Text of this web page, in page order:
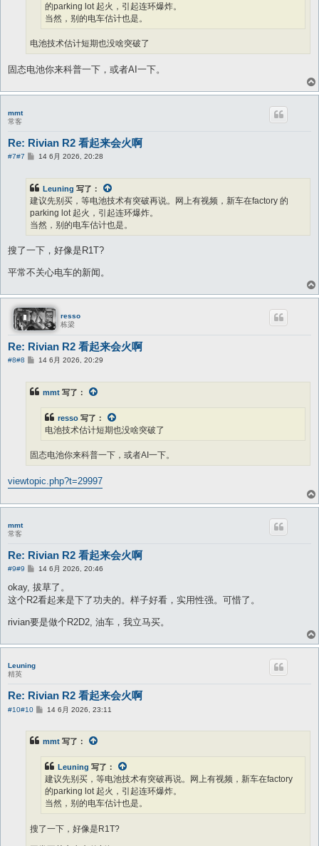
的parking lot 起火，引起连环爆炸。
当然，别的电车估计也是。
电池技术估计短期也没啥突破了
固态电池你来科普一下，或者AI一下。
mmt
常客
Re: Rivian R2 看起来会火啊
#7#7
帖14 6月 2026, 20:28
Leuning 写了：
建议先别买，等电池技术有突破再说。网上有视频，新车在factory 的
parking lot 起火，引起连环爆炸。
当然，别的电车估计也是。
搜了一下，好像是R1T?
平常不关心电车的新闻。
resso
栋梁
Re: Rivian R2 看起来会火啊
#8#8
帖
14 6月 2026, 20:29
mmt 写了：
resso 写了：
电池技术估计短期也没啥突破了
固态电池你来科普一下，或者AI一下。
viewtopic.php?t=29997
mmt
常客
Re: Rivian R2 看起来会火啊
#9#9
帖
14 6月 2026, 20:46
okay, 拔草了。
这个R2看起来是下了功夫的。样子好看，实用性强。可惜了。
rivian要是做个R2D2, 油车，我立马买。
Leuning
精英
Re: Rivian R2 看起来会火啊
#10#10
帖14 6月 2026, 23:11
mmt 写了：
Leuning 写了：
建议先别买，等电池技术有突破再说。网上有视频，新车在factory
的parking lot 起火，引起连环爆炸。
当然，别的电车估计也是。
搜了一下，好像是R1T?